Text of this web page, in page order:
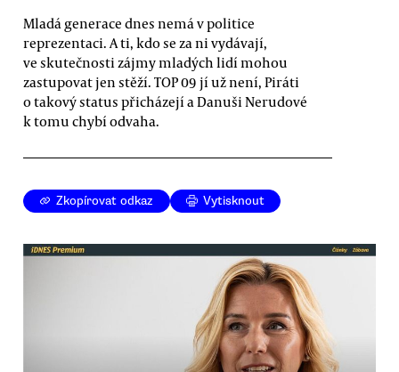
Mladá generace dnes nemá v politice
reprezentaci. A ti, kdo se za ni vydávají,
ve skutečnosti zájmy mladých lidí mohou
zastupovat jen stěží. TOP 09 jí už není, Piráti
o takový status přicházejí a Danuši Nerudové
k tomu chybí odvaha.
Zkopírovat odkaz Vytisknout